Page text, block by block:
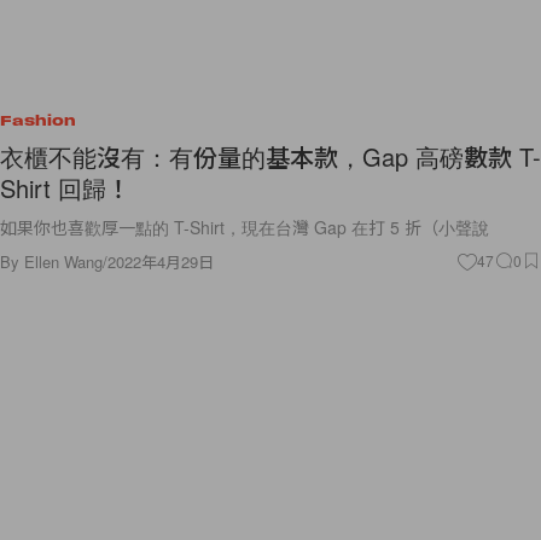
Fashion
衣櫃不能沒有：有份量的基本款，Gap 高磅數款 T-
Shirt 回歸！
如果你也喜歡厚一點的 T-Shirt，現在台灣 Gap 在打 5 折（小聲說
By Ellen Wang/2022年4月29日 47 0